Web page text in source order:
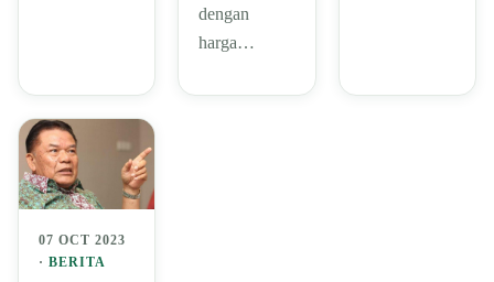
dengan
harga…
07 OCT 2023
· BERITA